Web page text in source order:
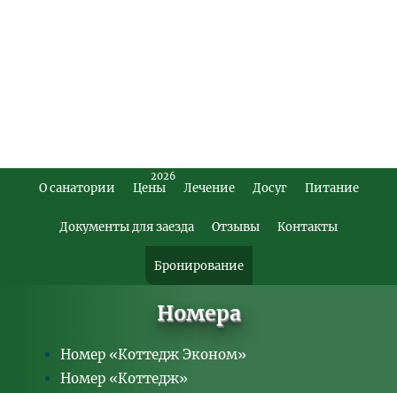
Footer
Main
О санатории Цены
2026
Лечение Досуг Питание
Документы для заезда Отзывы Контакты
Бронирование
Номера
Номер «Коттедж Эконом»
Номер «Коттедж»